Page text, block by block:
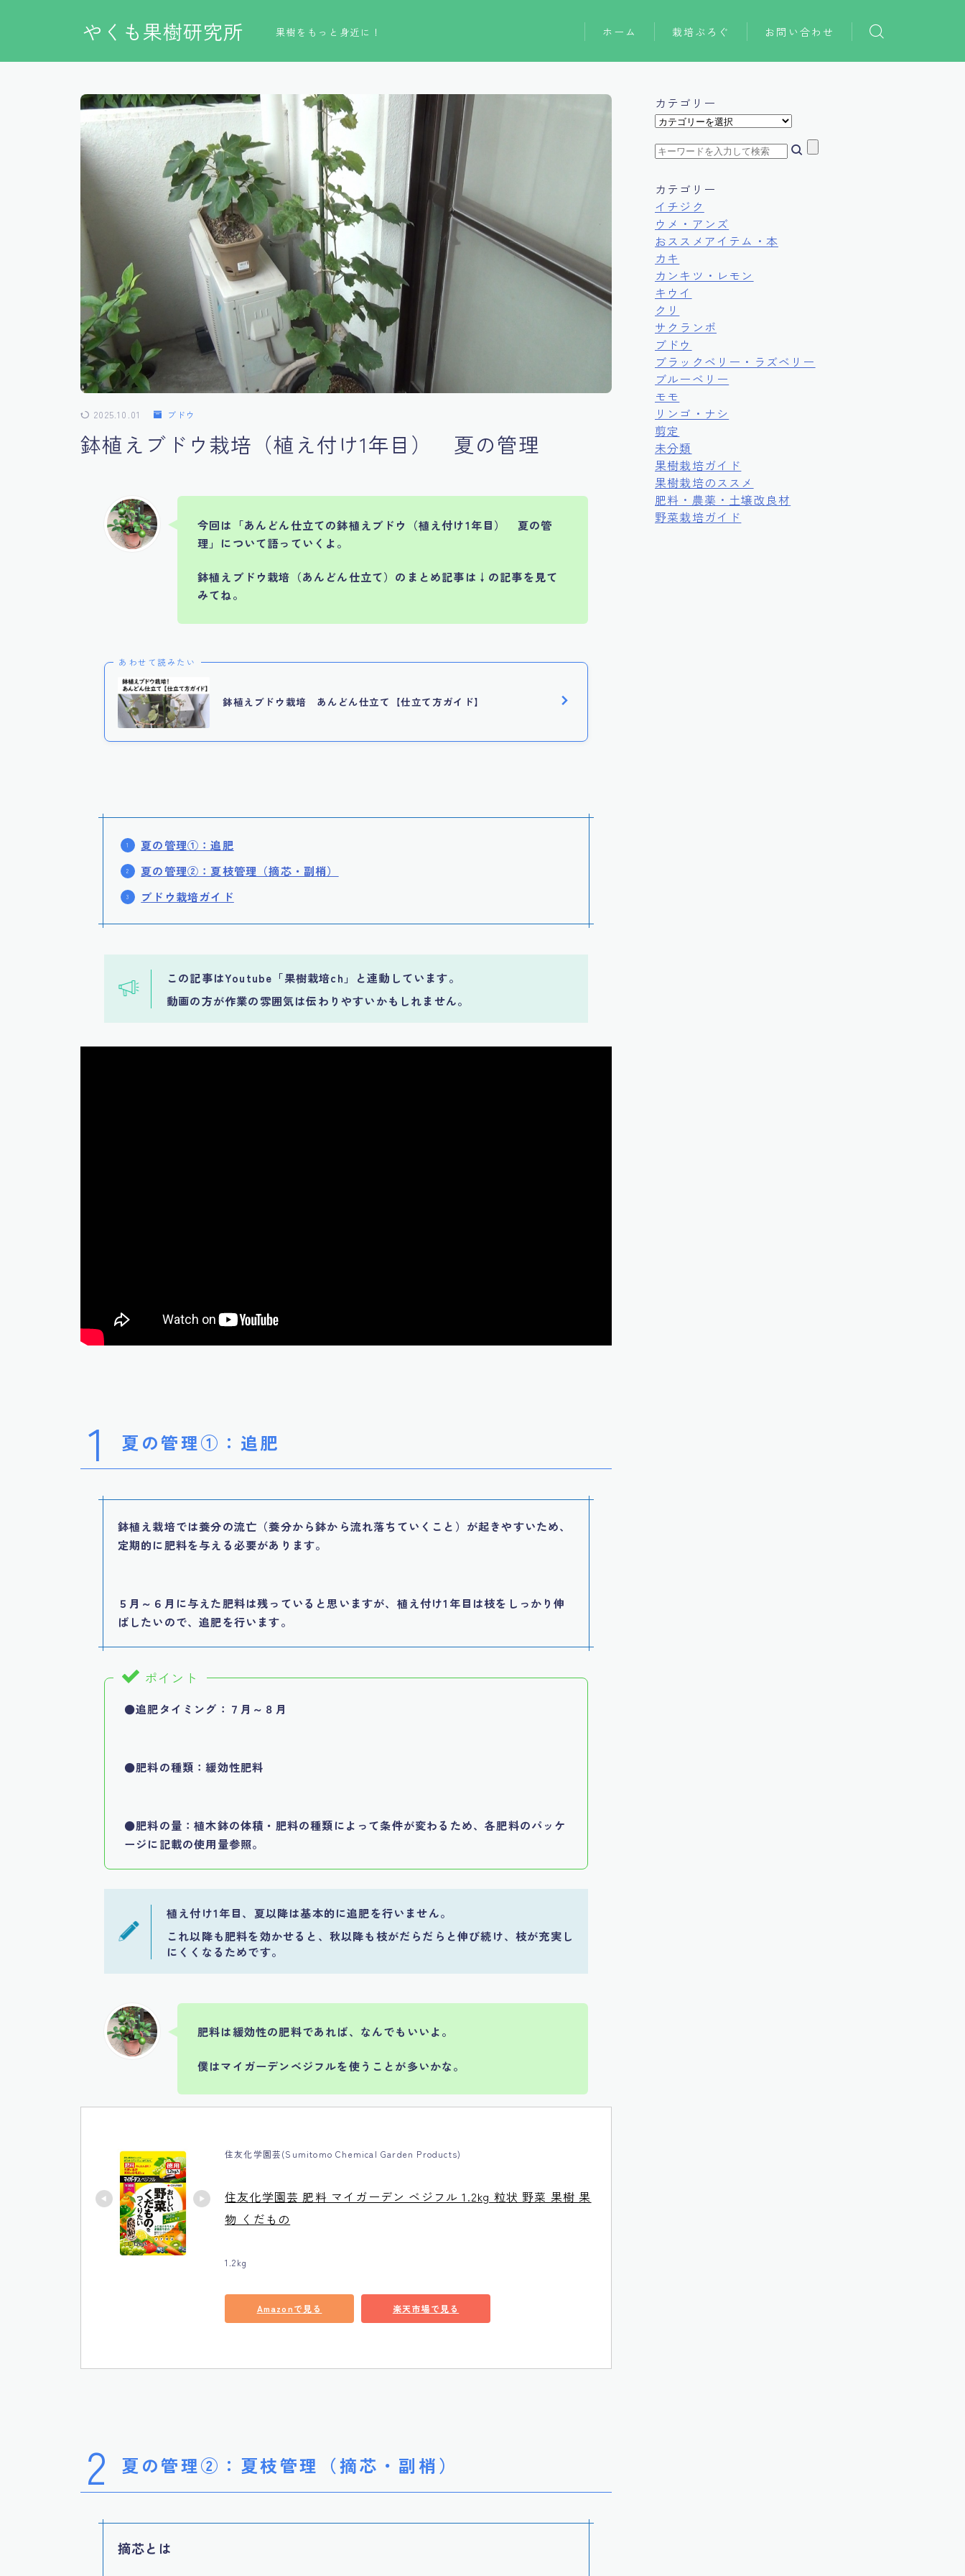
やくも果樹研究所 果樹をもっと身近に！ ホーム 栽培ぶろぐ
おススメ本
お問い合わせ
2025.10.01 ブドウ
鉢植えブドウ栽培（植え付け1年目） 夏の管理
今回は「あんどん仕立ての鉢植えブドウ（植え付け1年目） 夏の管
理」について語っていくよ。
鉢植えブドウ栽培（あんどん仕立て）のまとめ記事は ↓の記事を見て
みてね。
あわせて読みたい
鉢植えブドウ栽培 あんどん仕立て【仕立て方ガイド】
夏の管理①：追肥
夏の管理②：夏枝管理（摘芯・副梢）
ブドウ栽培ガイド
この記事はYoutube「果樹栽培ch」と連動しています。
動画の方が作業の雰囲気は伝わりやすいかもしれません。
1 夏の管理①：追肥
鉢植え栽培では養分の流亡（養分から鉢から流れ落ちていくこと）が起きやすいため、
定期的に肥料を与える必要があります。
５月～６月に与えた肥料は残っていると思いますが、植え付け1年目は枝をしっかり伸
ばしたいので、追肥を行います。
ポイント
●追肥タイミング：７月～８月
●肥料の種類：緩効性肥料
●肥料の量：植木鉢の体積・肥料の種類によって条件が変わるため、各肥料のパッケ
ージに記載の使用量参照。
植え付け1年目、夏以降は基本的に追肥を行いません。
これ以降も肥料を効かせると、秋以降も枝がだらだらと伸び続け、枝が充実し
にくくなるためです。
肥料は緩効性の肥料であれば、なんでもいいよ。
僕はマイガーデンベジフルを使うことが多いかな。
住友化学園芸(Sumitomo Chemical Garden Products)
住友化学園芸 肥料 マイガーデン ベジフル 1.2kg 粒状 野菜 果樹 果
物 くだもの
1.2kg
Amazonで見る 楽天市場で見る
2 夏の管理②： 夏枝管理（摘芯・副梢）
摘芯とは
カテゴリー
カ
ゴ
ー
カテゴリー
イチジク
ウメ・アンズ
おススメアイテム・本
カキ
カンキツ・レモン
キウイ
クリ
サクランボ
ブドウ
ブラックベリー・ラズベリー
ブルーベリー
モモ
リンゴ・ナシ
剪定
未分類
果樹栽培ガイド
果樹栽培のススメ
肥料・農薬・土壌改良材
野菜栽培ガイド